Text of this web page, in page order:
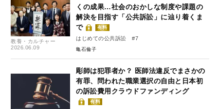
教養・カルチャー
2026.06.09
くの成果…社会のおかしな制度や課題の
解決を目指す「公共訴訟」に辿り着くま
で
有料
はじめての公共訴訟 #7
亀石倫子
彫師は犯罪者か？ 医師法違反でまさかの
有罪、問われた職業選択の自由と日本初
の訴訟費用クラウドファンディング
有料